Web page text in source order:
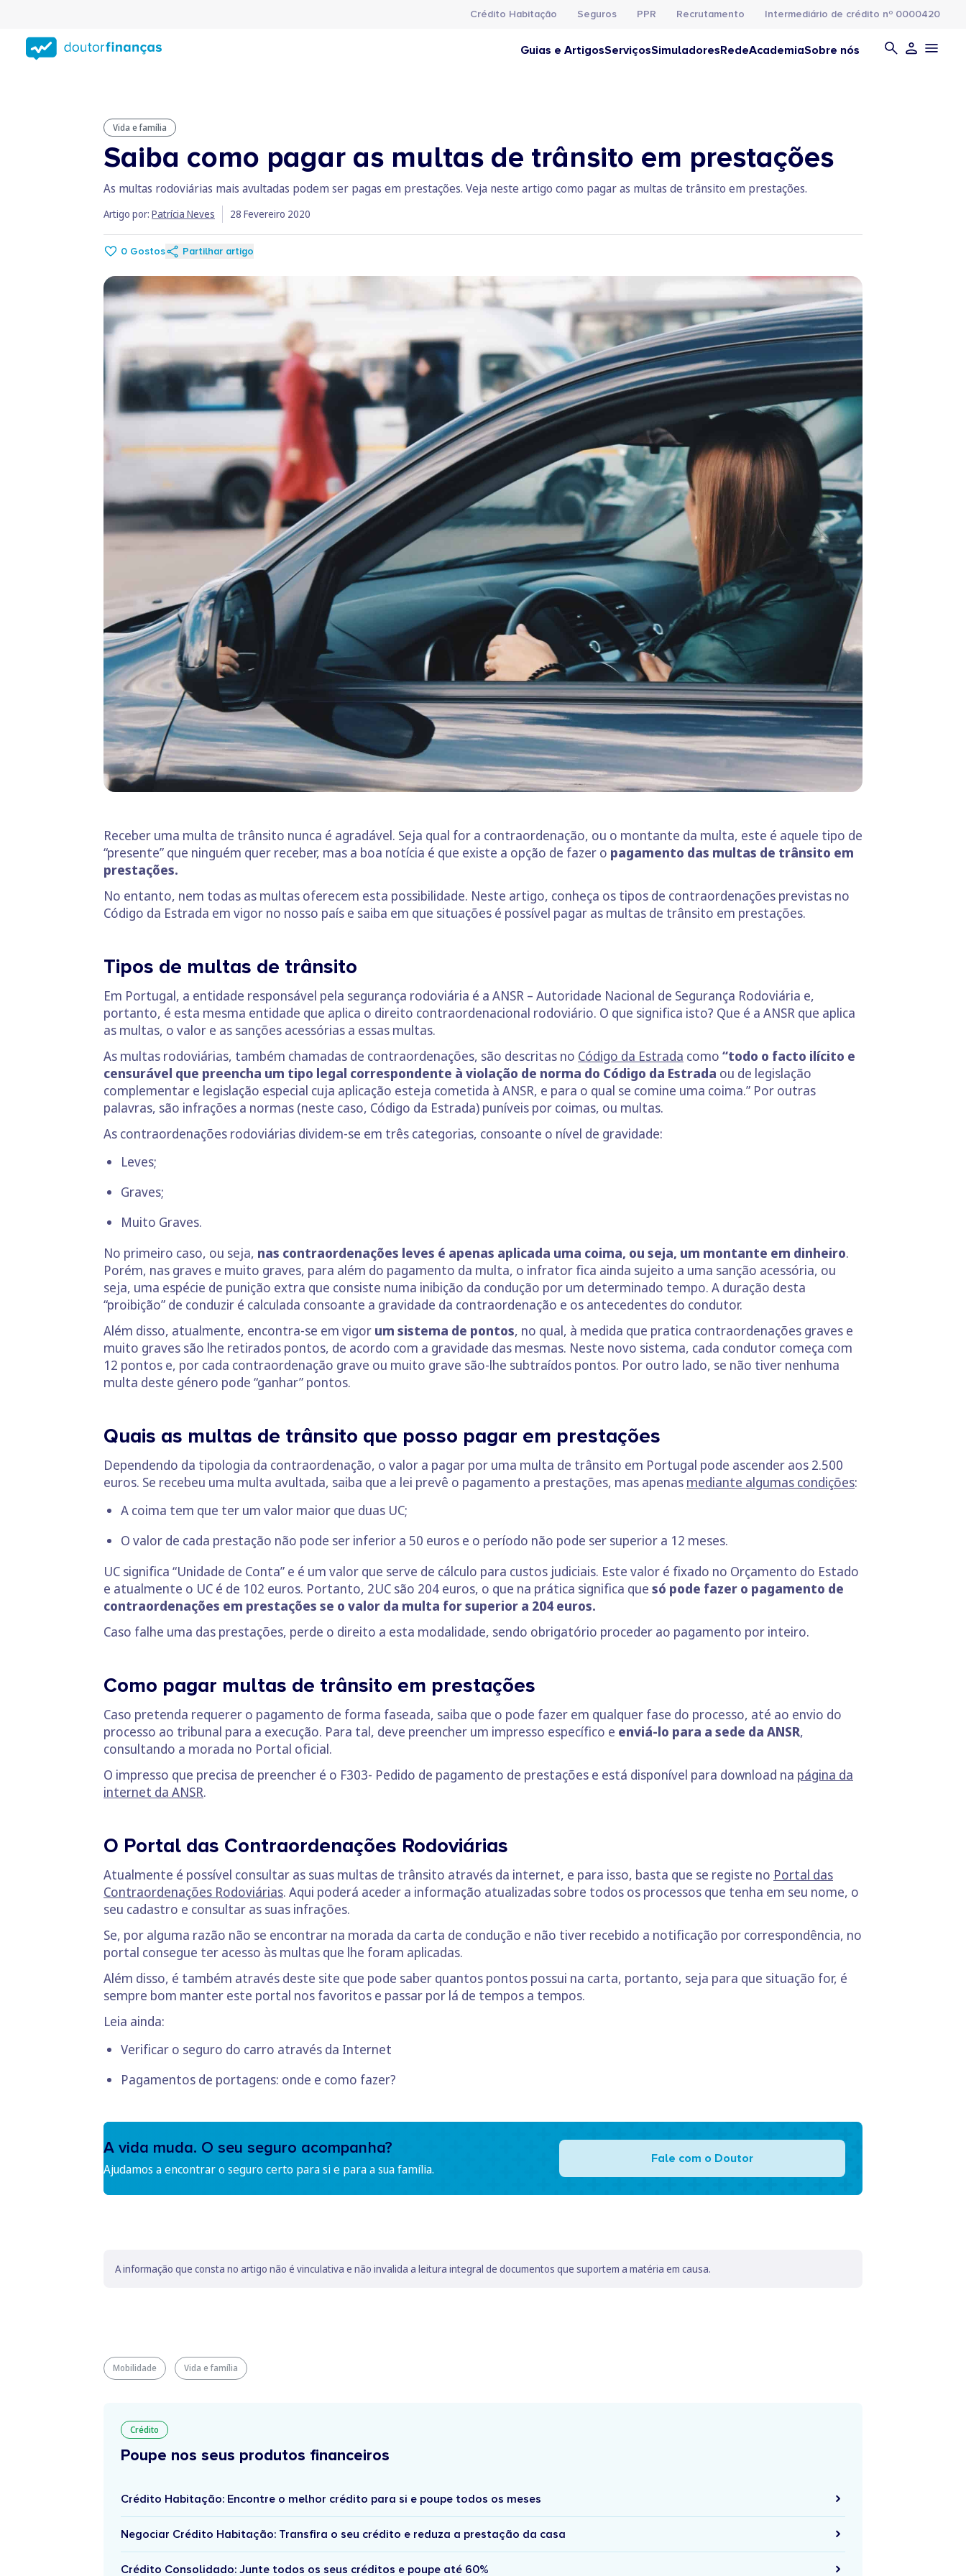
conteúdo
principal
Crédito Habitação Seguros PPR Recrutamento Intermediário de crédito nº 0000420
Guias e ArtigosServiçosSimuladoresRedeAcademiaSobre nós
Vida e família
Saiba como pagar as multas de trânsito em prestações
As multas rodoviárias mais avultadas podem ser pagas em prestações. Veja neste artigo como pagar as multas de trânsito em prestações.
Artigo por: Patrícia Neves 28 Fevereiro 2020
0 Gostos Partilhar artigo
Receber uma multa de trânsito nunca é agradável. Seja qual for a contraordenação, ou o montante da multa, este é aquele tipo de
“presente” que ninguém quer receber, mas a boa notícia é que existe a opção de fazer o pagamento das multas de trânsito em
prestações.
No entanto, nem todas as multas oferecem esta possibilidade. Neste artigo, conheça os tipos de contraordenações previstas no
Código da Estrada em vigor no nosso país e saiba em que situações é possível pagar as multas de trânsito em prestações.
Tipos de multas de trânsito
Em Portugal, a entidade responsável pela segurança rodoviária é a ANSR – Autoridade Nacional de Segurança Rodoviária e,
portanto, é esta mesma entidade que aplica o direito contraordenacional rodoviário. O que significa isto? Que é a ANSR que aplica
as multas, o valor e as sanções acessórias a essas multas.
As multas rodoviárias, também chamadas de contraordenações, são descritas no Código da Estrada como “todo o facto ilícito e
censurável que preencha um tipo legal correspondente à violação de norma do Código da Estrada ou de legislação
complementar e legislação especial cuja aplicação esteja cometida à ANSR, e para o qual se comine uma coima.” Por outras
palavras, são infrações a normas (neste caso, Código da Estrada) puníveis por coimas, ou multas.
As contraordenações rodoviárias dividem-se em três categorias, consoante o nível de gravidade:
Leves;
Graves;
Muito Graves.
No primeiro caso, ou seja, nas contraordenações leves é apenas aplicada uma coima, ou seja, um montante em dinheiro.
Porém, nas graves e muito graves, para além do pagamento da multa, o infrator fica ainda sujeito a uma sanção acessória, ou
seja, uma espécie de punição extra que consiste numa inibição da condução por um determinado tempo. A duração desta
“proibição” de conduzir é calculada consoante a gravidade da contraordenação e os antecedentes do condutor.
Além disso, atualmente, encontra-se em vigor um sistema de pontos, no qual, à medida que pratica contraordenações graves e
muito graves são lhe retirados pontos, de acordo com a gravidade das mesmas. Neste novo sistema, cada condutor começa com
12 pontos e, por cada contraordenação grave ou muito grave são-lhe subtraídos pontos. Por outro lado, se não tiver nenhuma
multa deste género pode “ganhar” pontos.
Quais as multas de trânsito que posso pagar em prestações
Dependendo da tipologia da contraordenação, o valor a pagar por uma multa de trânsito em Portugal pode ascender aos 2.500
euros. Se recebeu uma multa avultada, saiba que a lei prevê o pagamento a prestações, mas apenas mediante algumas condições:
A coima tem que ter um valor maior que duas UC;
O valor de cada prestação não pode ser inferior a 50 euros e o período não pode ser superior a 12 meses.
UC significa “Unidade de Conta” e é um valor que serve de cálculo para custos judiciais. Este valor é fixado no Orçamento do Estado
e atualmente o UC é de 102 euros. Portanto, 2UC são 204 euros, o que na prática significa que só pode fazer o pagamento de
contraordenações em prestações se o valor da multa for superior a 204 euros.
Caso falhe uma das prestações, perde o direito a esta modalidade, sendo obrigatório proceder ao pagamento por inteiro.
Como pagar multas de trânsito em prestações
Caso pretenda requerer o pagamento de forma faseada, saiba que o pode fazer em qualquer fase do processo, até ao envio do
processo ao tribunal para a execução. Para tal, deve preencher um impresso específico e enviá-lo para a sede da ANSR,
consultando a morada no Portal oficial.
O impresso que precisa de preencher é o F303- Pedido de pagamento de prestações e está disponível para download na página da
internet da ANSR.
O Portal das Contraordenações Rodoviárias
Atualmente é possível consultar as suas multas de trânsito através da internet, e para isso, basta que se registe no Portal das
Contraordenações Rodoviárias. Aqui poderá aceder a informação atualizadas sobre todos os processos que tenha em seu nome, o
seu cadastro e consultar as suas infrações.
Se, por alguma razão não se encontrar na morada da carta de condução e não tiver recebido a notificação por correspondência, no
portal consegue ter acesso às multas que lhe foram aplicadas.
Além disso, é também através deste site que pode saber quantos pontos possui na carta, portanto, seja para que situação for, é
sempre bom manter este portal nos favoritos e passar por lá de tempos a tempos.
Leia ainda:
Verificar o seguro do carro através da Internet
Pagamentos de portagens: onde e como fazer?
A vida muda. O seu seguro acompanha?
Ajudamos a encontrar o seguro certo para si e para a sua família.
Fale com o Doutor
A informação que consta no artigo não é vinculativa e não invalida a leitura integral de documentos que suportem a matéria em causa.
Mobilidade Vida e família
Crédito
Poupe nos seus produtos financeiros
Crédito Habitação: Encontre o melhor crédito para si e poupe todos os meses
Negociar Crédito Habitação: Transfira o seu crédito e reduza a prestação da casa
Crédito Consolidado: Junte todos os seus créditos e poupe até 60%